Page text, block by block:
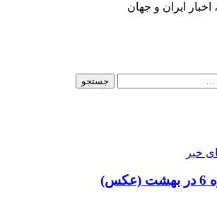
ایران و جهان
خبر